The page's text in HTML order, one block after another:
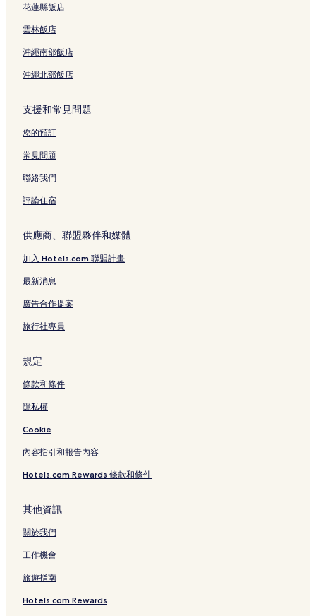
素坤逸站附近的飯店
健康樂園水療按摩阿索克附近的飯店
丁登飯店
泰國文化中心站附近的飯店
空堤北飯店
斯里納卡林威洛大學附近的飯店
泰國文化中心附近的飯店
阿索克飯店
世貿中心附近的飯店
Terminal 21 購物中心附近的飯店
Bts 阿索克站附近的飯店
匈牙利大使館附近的飯店
花蓮縣飯店
雲林飯店
沖繩南部飯店
沖繩北部飯店
支援和常見問題
您的預訂
常見問題
聯絡我們
評論住宿
供應商、聯盟夥伴和媒體
加入 Hotels.com 聯盟計畫
最新消息
廣告合作提案
旅行社專員
規定
條款和條件
隱私權
Cookie
內容指引和報告內容
Hotels.com Rewards 條款和條件
其他資訊
關於我們
工作機會
旅遊指南
Hotels.com Rewards